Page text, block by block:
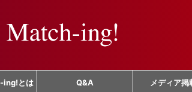
ing!とは Q&A メディア掲